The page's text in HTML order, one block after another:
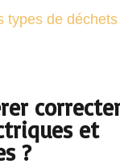
types de
et
?